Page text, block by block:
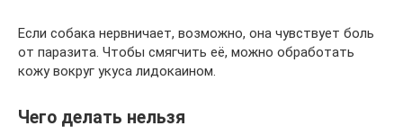
Если собака нервничает, возможно, она чувствует боль
от паразита. Чтобы смягчить её, можно обработать
кожу вокруг укуса лидокаином.
Чего делать нельзя